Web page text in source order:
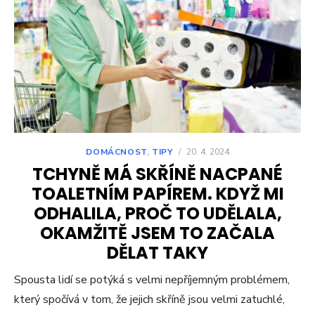
DOMÁCNOST, TIPY / 20. 4. 2024
TCHYNĚ MÁ SKŘÍNĚ NACPANÉ
TOALETNÍM PAPÍREM. KDYŽ MI
ODHALILA, PROČ TO UDĚLALA,
OKAMŽITĚ JSEM TO ZAČALA
DĚLAT TAKY
Spousta lidí se potýká s velmi nepříjemným problémem,
který spočívá v tom, že jejich skříně jsou velmi zatuchlé,